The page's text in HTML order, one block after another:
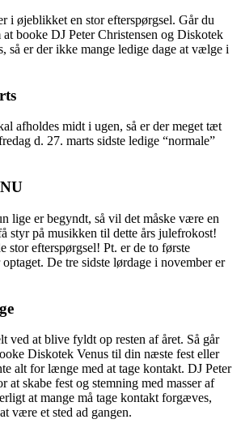
i øjeblikket en stor efterspørgsel. Går du
at booke DJ Peter Christensen og Diskotek
så er der ikke mange ledige dage at vælge i
afholdes midt i ugen, så er der meget tæt
d. 27. marts sidste ledige “normale”
lige er begyndt, så vil det måske være en
styr på musikken til dette års julefrokost!
stor efterspørgsel! Pt. er de to første
De tre sidste lørdage i november er
ved at blive fyldt op resten af året. Så går
Diskotek Venus til din næste fest eller
alt for længe med at tage kontakt. DJ Peter
at skabe fest og stemning med masser af
at mange må tage kontakt forgæves,
være et sted ad gangen.